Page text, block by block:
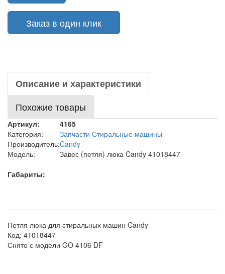
Заказ в один клик
Описание и характеристики
Похожие товары
Артикул:
4165
Категория:
Запчасти Стиральные машины
Производитель:Candy
Модель:
Завес (петля) люка Candy 41018447
Габариты:
Петля люка для стиральных машин Candy
Код: 41018447
Снято с модели GO 4106 DF